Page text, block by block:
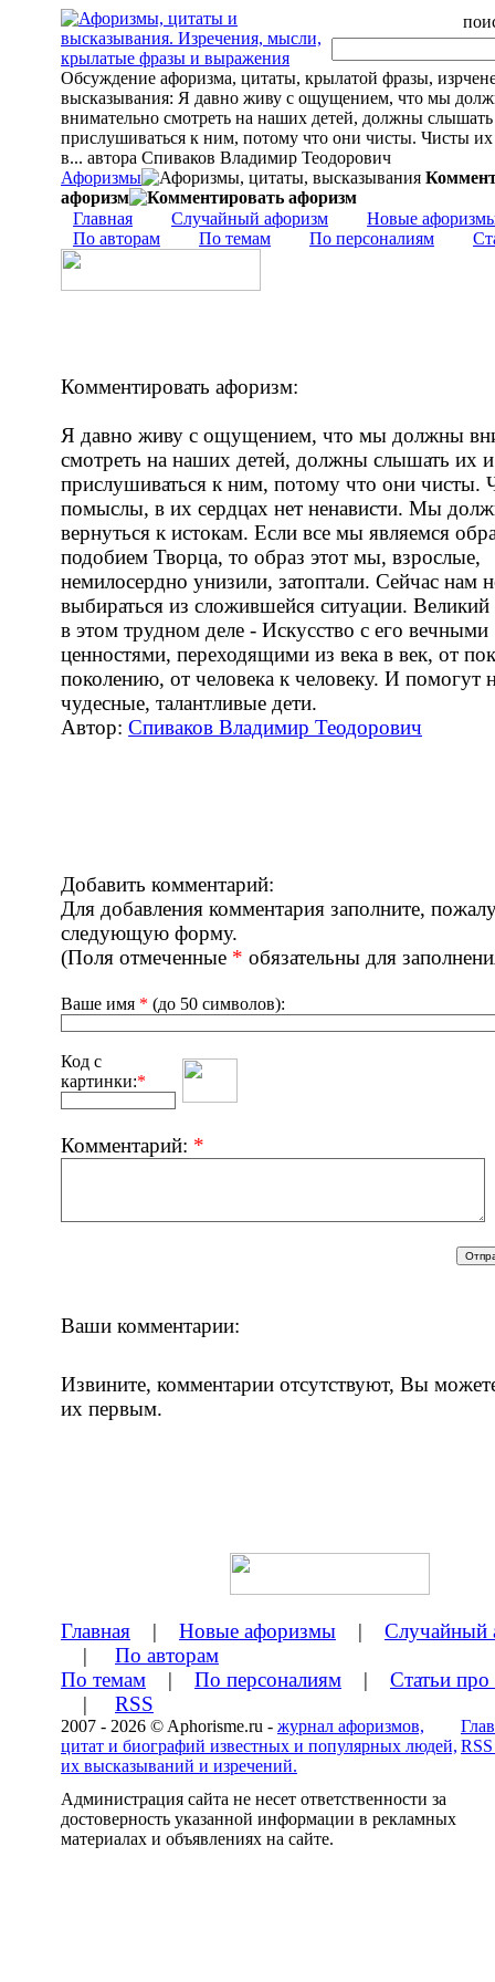
Обсуждение афоризма, цитаты, крылатой фразы,
высказывания: Я давно живу с ощущением, что мы
внимательно смотреть на наших детей, должны
прислушиваться к ним, потому что они чисты. Чисты
в... автора Спиваков Владимир Теодорович
Афоризмы
афоризм
Главная
Случайный афоризм
Новые
По авторам
По темам По персоналиям
Комментировать афоризм:
Я давно живу с ощущением, что мы должны
смотреть на наших детей, должны слышать их и
прислушиваться к ним, потому что они чисты.
помыслы, в их сердцах нет ненависти. Мы
вернуться к истокам. Если все мы являемся
подобием Творца, то образ этот мы, взрослые,
немилосердно унизили, затоптали. Сейчас нам
выбираться из сложившейся ситуации.
в этом трудном деле - Искусство с его вечными
ценностями, переходящими из века в век, от
поколению, от человека к человеку. И помогут
чудесные, талантливые дети.
Автор: Спиваков Владимир Теодорович
Добавить комментарий:
Для добавления комментария заполните,
следующую форму.
(Поля отмеченные * обязательны для
Ваше имя * (до 50 символов):
Код с
картинки:*
Комментарий: *
Ваши комментарии:
Извините, комментарии отсутствуют, Вы
их первым.
Главная | Новые афоризмы | Случайный
| По авторам
По темам | По персоналиям | Статьи
| RSS
2007 - 2026 © Aphorisme.ru - журнал афоризмов,
цитат и биографий известных и популярных людей,
их высказываний и изречений.
Администрация сайта не несет ответственности за
достоверность указанной информации в рекламных
материалах и объявлениях на сайте.